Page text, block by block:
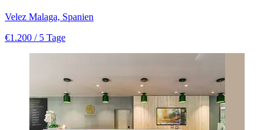
Velez Malaga, Spanien
€1.200 / 5 Tage